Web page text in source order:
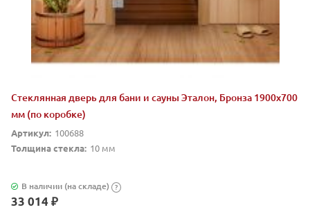
Стеклянная дверь для бани и сауны Эталон, Бронза 1900х700
мм (по коробке)
Артикул: 100688
Толщина стекла: 10 мм
В наличии (на складе) ?
33 014 ₽